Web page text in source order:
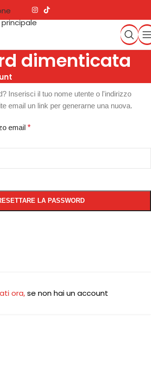
dimenticata
Inserisci il tuo nome utente o l'indirizzo
email un link per generarne una nuova.
email *
LA PASSWORD
ora,se non hai un account